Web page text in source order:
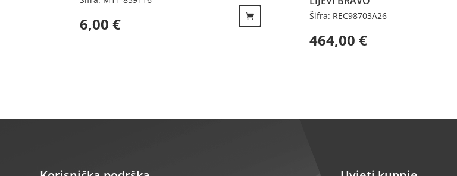
6,00€ Šifra: REC98703A26
464,00 €